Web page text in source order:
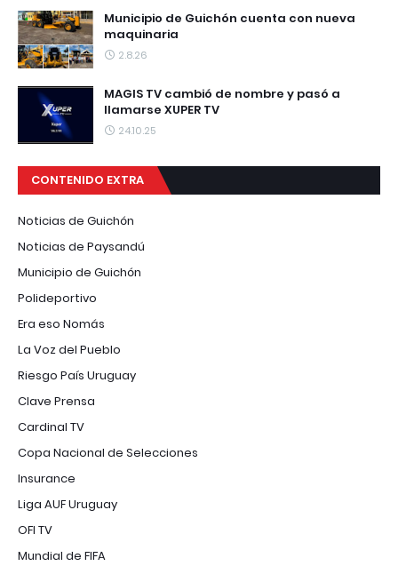
Municipio de Guichón cuenta con nueva
maquinaria
2.8.26
MAGIS TV cambió de nombre y pasó a
llamarse XUPER TV
24.10.25
CONTENIDO EXTRA
Noticias de Guichón
Noticias de Paysandú
Municipio de Guichón
Polideportivo
Era eso Nomás
La Voz del Pueblo
Riesgo País Uruguay
Clave Prensa
Cardinal TV
Copa Nacional de Selecciones
Insurance
Liga AUF Uruguay
OFI TV
Mundial de FIFA